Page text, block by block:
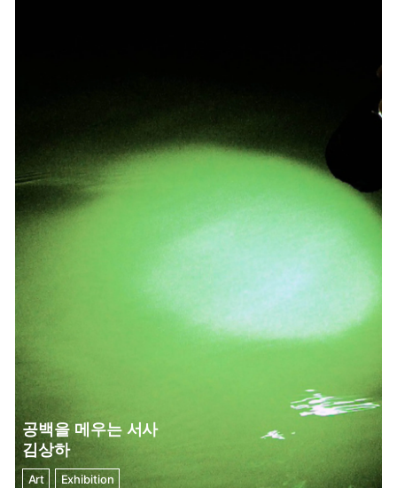
공백을 메우는 서사
김상하
Art Exhibition